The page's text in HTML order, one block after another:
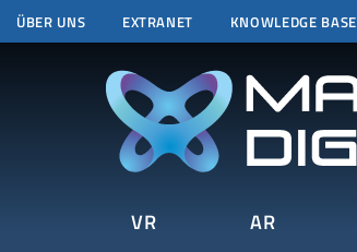
ÜBER UNS EXTRANET KNOWLEDGE BASE
VR AR